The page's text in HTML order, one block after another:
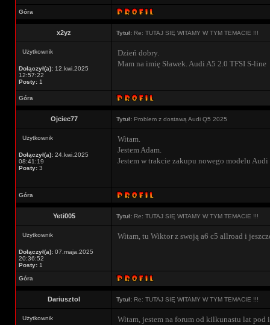
Góra
x2yz Tytuł: Re: TUTAJ SIĘ WITAMY W TYM TEMACIE !!!
Użytkownik
Dołączył(a): 12.kwi.2025
12:57:22
Posty: 1
Dzień dobry.
Mam na imię Sławek. Audi A5 2.0 TFSI S-line
Góra
Ojciec77 Tytuł: Problem z dostawą Audi Q5 2025
Użytkownik
Dołączył(a): 24.kwi.2025
08:41:19
Posty: 3
Witam.
Jestem Adam.
Jestem w trakcie zakupu nowego modelu Audi
Góra
Yeti005 Tytuł: Re: TUTAJ SIĘ WITAMY W TYM TEMACIE !!!
Użytkownik
Dołączył(a): 07.maja.2025
20:36:52
Posty: 1
Witam, tu Wiktor z swoją a6 c5 allroad i
Góra
Dariusztol Tytuł: Re: TUTAJ SIĘ WITAMY W TYM TEMACIE !!!
Użytkownik
Witam, jestem na forum od kilkunastu lat pod